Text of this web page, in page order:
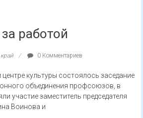
работой
0 Комментариев
культуры состоялось заседание
объединения профсоюзов, в
участие заместитель председателя
Воинова и